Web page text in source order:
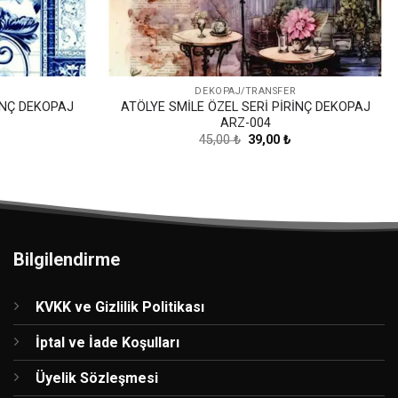
DEKOPAJ
DEKOPAJ/TRANSFER
ATÖLYE SMİLE ÖZEL SERİ PİRİNÇ DEKOPAJ
ARZ-004
45,00₺ Orijinal
39,00₺
Bilgilendirme
KVKK ve Gizlilik Politikası
İptal ve İade Koşulları
Üyelik Sözleşmesi